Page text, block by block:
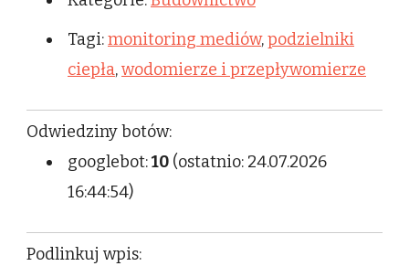
Tagi:monitoring mediów,podzielniki
ciepła,wodomierze i przepływomierze
Odwiedziny botów:
googlebot:10 (ostatnio: 24.07.2026
16:44:54)
Podlinkuj wpis: